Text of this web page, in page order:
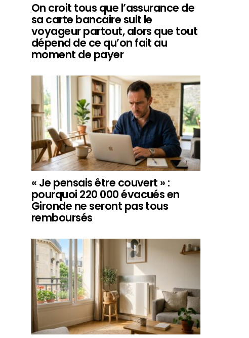
On croit tous que l’assurance de
sa carte bancaire suit le
voyageur partout, alors que tout
dépend de ce qu’on fait au
moment de payer
« Je pensais être couvert » :
pourquoi 220 000 évacués en
Gironde ne seront pas tous
remboursés